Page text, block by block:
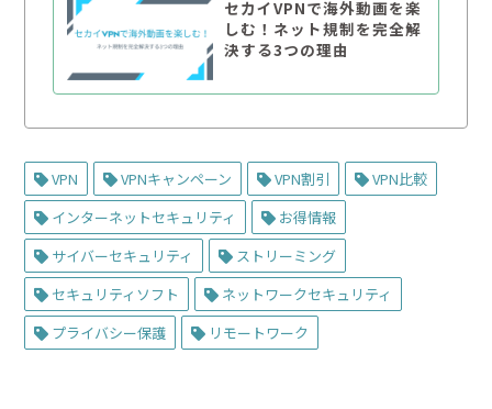
セカイVPNで海外動画を楽
しむ！ネット規制を完全解
決する3つの理由
VPN VPNキャンペーン VPN割引
VPN比較
インターネットセキュリティ
お得情報
サイバーセキュリティ
ストリーミング
セキュリティソフト
ネットワークセキュリティ
プライバシー保護
リモートワーク